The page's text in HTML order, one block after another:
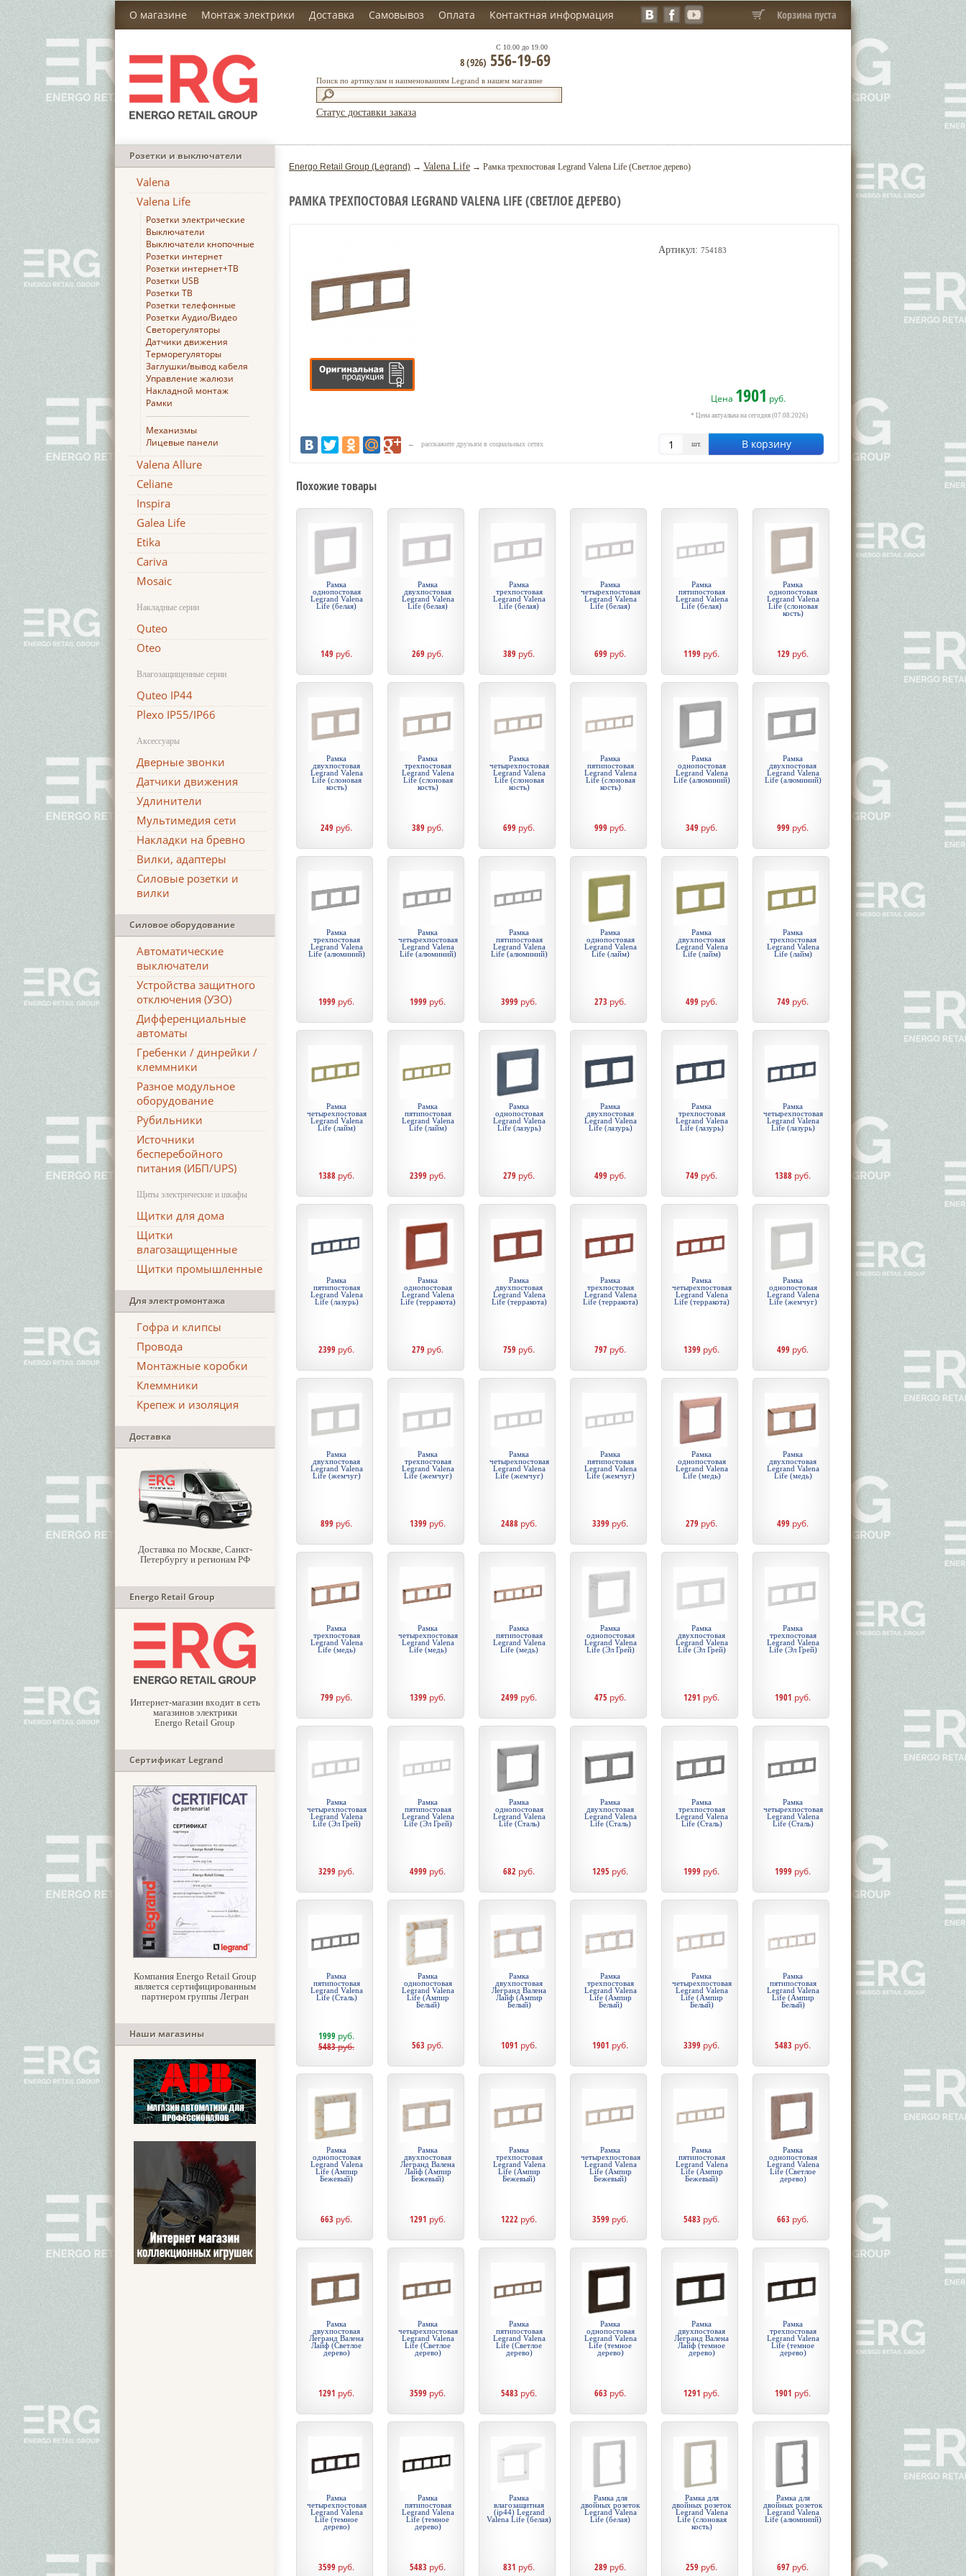
О магазине Монтаж электрики Доставка Самовывоз Оплата Контактная информация Корзина пуста
Поиск по артикулам и наименованиям Legrand в нашем магазине
С 10.00 до 19.00
8 (926) 556-19-69
Статус доставки заказа
Розетки и выключатели
Valena
Valena Life
Розетки электрические
Выключатели
Выключатели кнопочные
Розетки интернет
Розетки интернет+ТВ
Розетки USB
Розетки ТВ
Розетки телефонные
Розетки Аудио/Видео
Светорегуляторы
Датчики движения
Терморегуляторы
Заглушки/вывод кабеля
Управление жалюзи
Накладной монтаж
Рамки
Механизмы
Лицевые панели
Valena Allure
Celiane
Inspira
Galea Life
Etika
Cariva
Mosaic
Накладные серии
Quteo
Oteo
Влагозащищенные серии
Quteo IP44
Plexo IP55/IP66
Аксессуары
Дверные звонки
Датчики движения
Удлинители
Мультимедия сети
Накладки на бревно
Вилки, адаптеры
Силовые розетки и
вилки
Силовое оборудование
Автоматические
выключатели
Устройства защитного
отключения (УЗО)
Дифференциальные
автоматы
Гребенки / динрейки /
клеммники
Разное модульное
оборудование
Рубильники
Источники
бесперебойного
питания (ИБП/UPS)
Щиты электрические и шкафы
Щитки для дома
Щитки
влагозащищенные
Щитки промышленные
Для электромонтажа
Гофра и клипсы
Провода
Монтажные коробки
Клеммники
Крепеж и изоляция
Доставка
Доставка по Москве, Санкт-
Петербургу и регионам РФ
Energo Retail Group
Интернет-магазин входит в сеть
магазинов электрики
Energo Retail Group
Сертификат Legrand
Компания Energo Retail Group
является сертифицированным
партнером группы Легран
Наши магазины
Energo Retail Group (Legrand) → Valena Life → Рамка трехпостовая Legrand Valena Life (Светлое дерево)
РАМКА ТРЕХПОСТОВАЯ LEGRAND VALENA LIFE (СВЕТЛОЕ ДЕРЕВО)
Артикул: 754183
Цена 1901 руб.
* Цена актуальна на сегодня (07.08.2026)
шт. В корзину
← расскажите друзьям в социальных сетях
Похожие товары
Рамка
однопостовая
Legrand Valena
Life (белая)
149 руб.
Рамка
двухпостовая
Legrand Valena
Life (белая)
269 руб.
Рамка
трехпостовая
Legrand Valena
Life (белая)
389 руб.
Рамка
четырехпостовая
Legrand Valena
Life (белая)
699 руб.
Рамка
пятипостовая
Legrand Valena
Life (белая)
1199 руб.
Рамка
однопостовая
Legrand Valena
Life (слоновая
кость)
129 руб.
Рамка
двухпостовая
Legrand Valena
Life (слоновая
кость)
249 руб.
Рамка
трехпостовая
Legrand Valena
Life (слоновая
кость)
389 руб.
Рамка
четырехпостовая
Legrand Valena
Life (слоновая
кость)
699 руб.
Рамка
пятипостовая
Legrand Valena
Life (слоновая
кость)
999 руб.
Рамка
однопостовая
Legrand Valena
Life (алюминий)
349 руб.
Рамка
двухпостовая
Legrand Valena
Life (алюминий)
999 руб.
Рамка
трехпостовая
Legrand Valena
Life (алюминий)
1999 руб.
Рамка
четырехпостовая
Legrand Valena
Life (алюминий)
1999 руб.
Рамка
пятипостовая
Legrand Valena
Life (алюминий)
3999 руб.
Рамка
однопостовая
Legrand Valena
Life (лайм)
273 руб.
Рамка
двухпостовая
Legrand Valena
Life (лайм)
499 руб.
Рамка
трехпостовая
Legrand Valena
Life (лайм)
749 руб.
Рамка
четырехпостовая
Legrand Valena
Life (лайм)
1388 руб.
Рамка
пятипостовая
Legrand Valena
Life (лайм)
2399 руб.
Рамка
однопостовая
Legrand Valena
Life (лазурь)
279 руб.
Рамка
двухпостовая
Legrand Valena
Life (лазурь)
499 руб.
Рамка
трехпостовая
Legrand Valena
Life (лазурь)
749 руб.
Рамка
четырехпостовая
Legrand Valena
Life (лазурь)
1388 руб.
Рамка
пятипостовая
Legrand Valena
Life (лазурь)
2399 руб.
Рамка
однопостовая
Legrand Valena
Life (терракота)
279 руб.
Рамка
двухпостовая
Legrand Valena
Life (терракота)
759 руб.
Рамка
трехпостовая
Legrand Valena
Life (терракота)
797 руб.
Рамка
четырехпостовая
Legrand Valena
Life (терракота)
1399 руб.
Рамка
однопостовая
Legrand Valena
Life (жемчуг)
499 руб.
Рамка
двухпостовая
Legrand Valena
Life (жемчуг)
899 руб.
Рамка
трехпостовая
Legrand Valena
Life (жемчуг)
1399 руб.
Рамка
четырехпостовая
Legrand Valena
Life (жемчуг)
2488 руб.
Рамка
пятипостовая
Legrand Valena
Life (жемчуг)
3399 руб.
Рамка
однопостовая
Legrand Valena
Life (медь)
279 руб.
Рамка
двухпостовая
Legrand Valena
Life (медь)
499 руб.
Рамка
трехпостовая
Legrand Valena
Life (медь)
799 руб.
Рамка
четырехпостовая
Legrand Valena
Life (медь)
1399 руб.
Рамка
пятипостовая
Legrand Valena
Life (медь)
2499 руб.
Рамка
однопостовая
Legrand Valena
Life (Эл Грей)
475 руб.
Рамка
двухпостовая
Legrand Valena
Life (Эл Грей)
1291 руб.
Рамка
трехпостовая
Legrand Valena
Life (Эл Грей)
1901 руб.
Рамка
четырехпостовая
Legrand Valena
Life (Эл Грей)
3299 руб.
Рамка
пятипостовая
Legrand Valena
Life (Эл Грей)
4999 руб.
Рамка
однопостовая
Legrand Valena
Life (Сталь)
682 руб.
Рамка
двухпостовая
Legrand Valena
Life (Сталь)
1295 руб.
Рамка
трехпостовая
Legrand Valena
Life (Сталь)
1999 руб.
Рамка
четырехпостовая
Legrand Valena
Life (Сталь)
1999 руб.
Рамка
пятипостовая
Legrand Valena
Life (Сталь)
1999 руб.
5483руб.
Рамка
однопостовая
Legrand Valena
Life (Ампир
Белый)
563 руб.
Рамка
двухпостовая
Легранд Валена
Лайф (Ампир
Белый)
1091 руб.
Рамка
трехпостовая
Legrand Valena
Life (Ампир
Белый)
1901 руб.
Рамка
четырехпостовая
Legrand Valena
Life (Ампир
Белый)
3399 руб.
Рамка
пятипостовая
Legrand Valena
Life (Ампир
Белый)
5483 руб.
Рамка
однопостовая
Legrand Valena
Life (Ампир
Бежевый)
663 руб.
Рамка
двухпостовая
Легранд Валена
Лайф (Ампир
Бежевый)
1291 руб.
Рамка
трехпостовая
Legrand Valena
Life (Ампир
Бежевый)
1222 руб.
Рамка
четырехпостовая
Legrand Valena
Life (Ампир
Бежевый)
3599 руб.
Рамка
пятипостовая
Legrand Valena
Life (Ампир
Бежевый)
5483 руб.
Рамка
однопостовая
Legrand Valena
Life (Светлое
дерево)
663 руб.
Рамка
двухпостовая
Легранд Валена
Лайф (Светлое
дерево)
1291 руб.
Рамка
четырехпостовая
Legrand Valena
Life (Светлое
дерево)
3599 руб.
Рамка
пятипостовая
Legrand Valena
Life (Светлое
дерево)
5483 руб.
Рамка
однопостовая
Legrand Valena
Life (темное
дерево)
663 руб.
Рамка
двухпостовая
Легранд Валена
Лайф (темное
дерево)
1291 руб.
Рамка
трехпостовая
Legrand Valena
Life (темное
дерево)
1901 руб.
Рамка
четырехпостовая
Legrand Valena
Life (темное
дерево)
3599 руб.
Рамка
пятипостовая
Legrand Valena
Life (темное
дерево)
5483 руб.
Рамка
влагозащитная
(ip44) Legrand
Valena Life (белая)
831 руб.
Рамка для
двойных розеток
Legrand Valena
Life (белая)
289 руб.
Рамка для
двойных розеток
Legrand Valena
Life (слоновая
кость)
259 руб.
Рамка для
двойных розеток
Legrand Valena
Life (алюминий)
697 руб.